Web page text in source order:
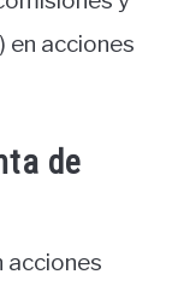
en acciones
de
acciones